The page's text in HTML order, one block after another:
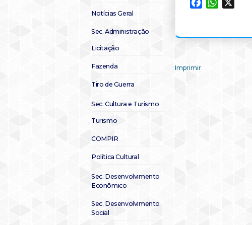
Notícias Geral
Sec. Administração
Licitação
Fazenda
Tiro de Guerra
Sec. Cultura e Turismo
Turismo
COMPIR
Política Cultural
Sec. Desenvolvimento
Econômico
Sec. Desenvolvimento
Social
FacebookWhatsApp
Imprimir